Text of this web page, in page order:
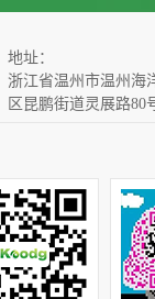
地址：
浙江省温州市温州海
区昆鹏街道灵展路80